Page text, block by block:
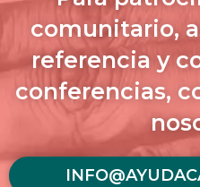
comunitario,
referencia y
conferencias,